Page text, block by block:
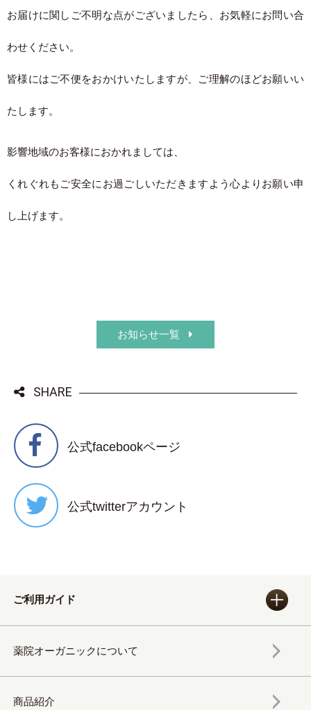
お届けに関しご不明な点がございましたら、お気軽にお問い合
わせください。
皆様にはご不便をおかけいたしますが、ご理解のほどお願いい
たします。
影響地域のお客様におかれましては、
くれぐれもご安全にお過ごしいただきますよう心よりお願い申
し上げます。
お知らせ一覧
SHARE
公式facebookページ
公式twitterアカウント
ご利用ガイド
薬院オーガニックについて
商品紹介